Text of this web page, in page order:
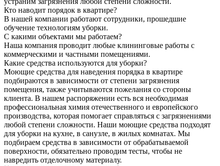
Кто наводит порядок в квартире?
В нашей компании работают сотрудники, прошедшие
обучение технологиям уборки.
С какими объектами мы работаем?
Наша компания проводит любые клининговые работы с
коммерческими и частными помещениями.
Какие средства используются для уборки?
Моющие средства для наведения порядка в квартире
подбираются в зависимости от степени загрязнения
помещения, также учитываются пожелания со стороны
клиента. В нашем распоряжении есть вся необходимая
профессиональная химия отечественного и европейского
производства, которая помогает справляться с загрязнениями
любой степени сложности. Наши моющие средства подходят
для уборки на кухне, в санузле, в жилых комнатах. Мы
подбираем средства в зависимости от обрабатываемой
поверхности, обязательно проводим тесты, чтобы не
навредить отделочному материалу.